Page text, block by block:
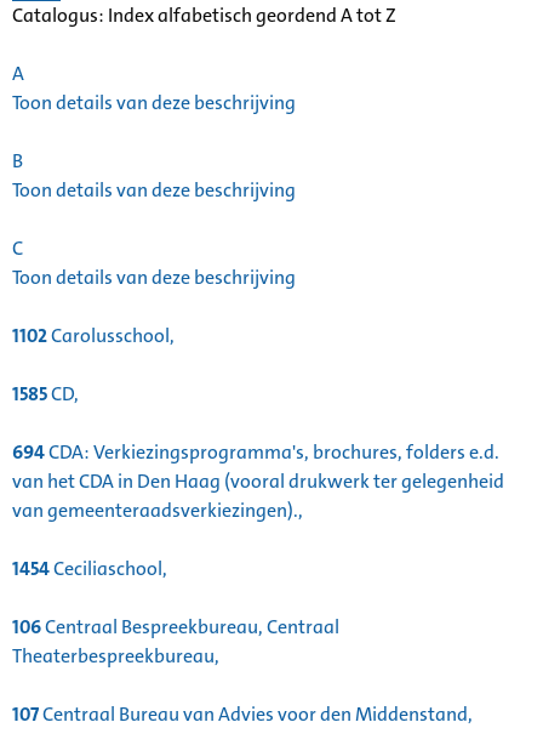
Catalogus: Index alfabetisch geordend A tot Z
A
Toon details van deze beschrijving
B
Toon details van deze beschrijving
C
Toon details van deze beschrijving
1102Carolusschool,
1585CD,
694CDA: Verkiezingsprogramma's, brochures, folders e.d.
van het CDA in Den Haag (vooral drukwerk ter gelegenheid
van gemeenteraadsverkiezingen).,
1454Ceciliaschool,
106Centraal Bespreekbureau, Centraal
Theaterbespreekbureau,
107Centraal Bureau van Advies voor den Middenstand,